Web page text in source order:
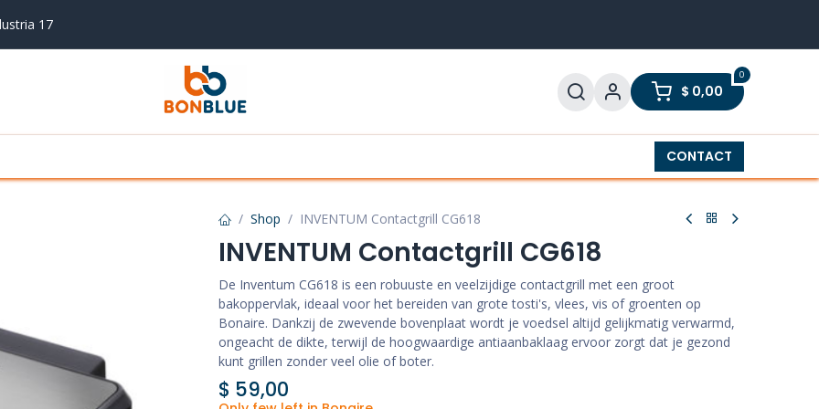
17
0
$ 0,00
Klein huishoudelijk
CONTACT
Shop INVENTUM Contactgrill CG618
INVENTUM Contactgrill CG618
De Inventum CG618 is een robuuste en veelzijdige contactgrill met een groot
bakoppervlak, ideaal voor het bereiden van grote tosti's, vlees, vis of groenten op
Bonaire. Dankzij de zwevende bovenplaat wordt je voedsel altijd gelijkmatig verwarmd,
ongeacht de dikte, terwijl de hoogwaardige antiaanbaklaag ervoor zorgt dat je gezond
kunt grillen zonder veel olie of boter.
$ 59,00